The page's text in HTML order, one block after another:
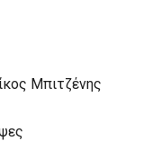
Μπιτζένης